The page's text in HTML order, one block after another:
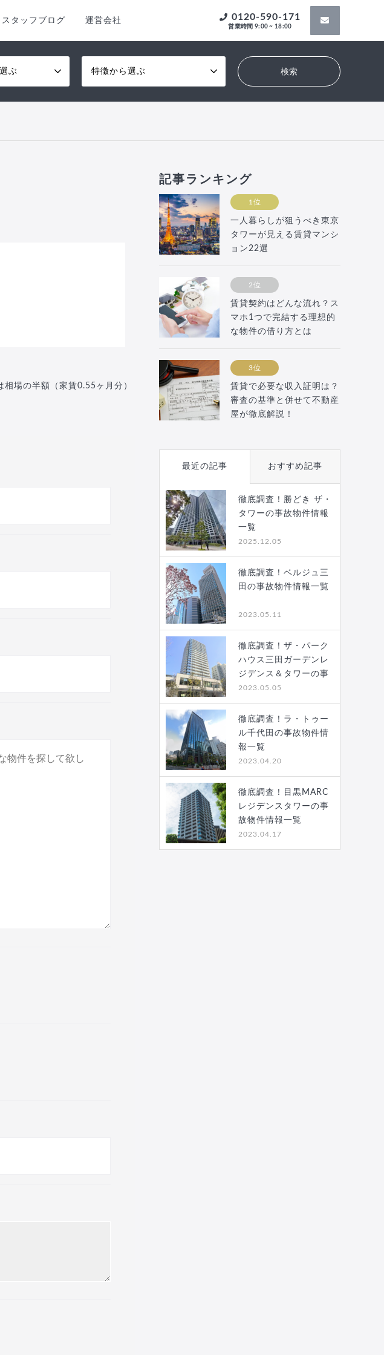
スタッフブログ 運営会社 0120-590-171
営業時間 9:00 ~ 18:00
ぶ 特徴から選ぶ
場の半額（家賃0.55ヶ月分）
記事ランキング
1位
一人暮らしが狙うべき東京
タワーが見える賃貸マンシ
ョン22選
2位
賃貸契約はどんな流れ？ス
マホ1つで完結する理想的
な物件の借り方とは
3位
賃貸で必要な収入証明は？
審査の基準と併せて不動産
屋が徹底解説！
最近の記事 おすすめ記事
徹底調査！勝どき ザ・
タワーの事故物件情報
一覧
2025.12.05
徹底調査！ベルジュ三
田の事故物件情報一覧
2023.05.11
徹底調査！ザ・パーク
ハウス三田ガーデンレ
ジデンス＆タワーの事
故…
2023.05.05
徹底調査！ラ・トゥー
ル千代田の事故物件情
報一覧
2023.04.20
徹底調査！目黒MARC
レジデンスタワーの事
故物件情報一覧
2023.04.17